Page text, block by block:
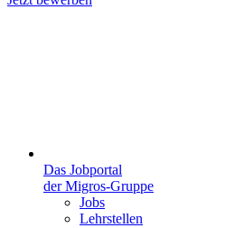
Das Jobportal
der Migros-Gruppe
Jobs
Lehrstellen